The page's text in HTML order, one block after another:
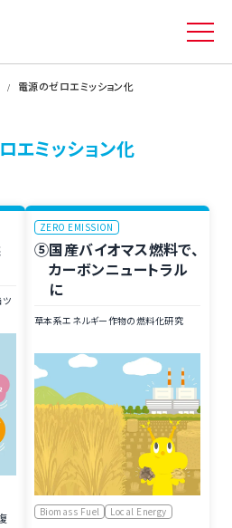
電源のゼロエミッション化
エミッション化
ZERO EMISSION
⑤国産バイオマス燃料で、
カーボンニュートラル
に
草本系エネルギー作物の燃料化研究
Biomass Fuel Local Energy